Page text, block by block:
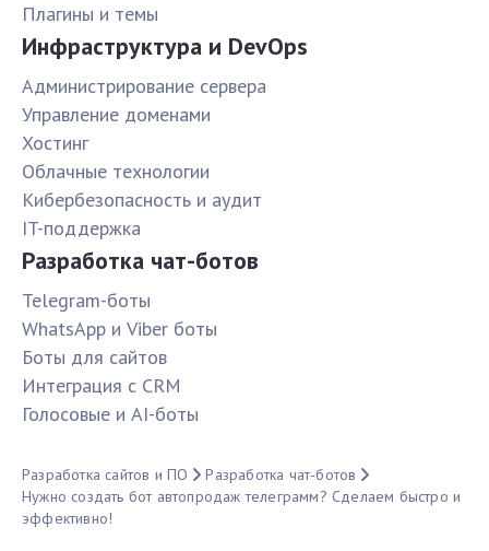
Плагины и темы
Инфраструктура и DevOps
Администрирование сервера
Управление доменами
Хостинг
Облачные технологии
Кибербезопасность и аудит
IT-поддержка
Разработка чат-ботов
Telegram-боты
WhatsApp и Viber боты
Боты для сайтов
Интеграция с CRM
Голосовые и AI-боты
Разработка сайтов и ПО
Разработка чат-ботов
Нужно создать бот автопродаж телеграмм? Сделаем быстро и
эффективно!